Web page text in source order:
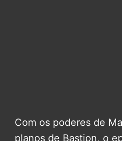
Com os poderes de
planos de Bastion, o